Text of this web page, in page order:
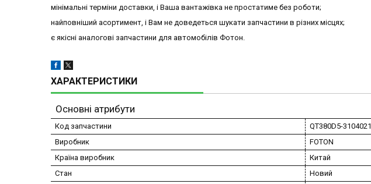
мінімальні терміни доставки, і Ваша вантажівка не простатиме без роботи;
найповніший асортимент, і Вам не доведеться шукати запчастини в різних місцях;
є якісні аналогові запчастини для автомобілів Фотон.
ХАРАКТЕРИСТИКИ
Основні атрибути
Код запчастини
QT380D5-3104021
Виробник
FOTON
Країна виробник
Китай
Стан
Новий